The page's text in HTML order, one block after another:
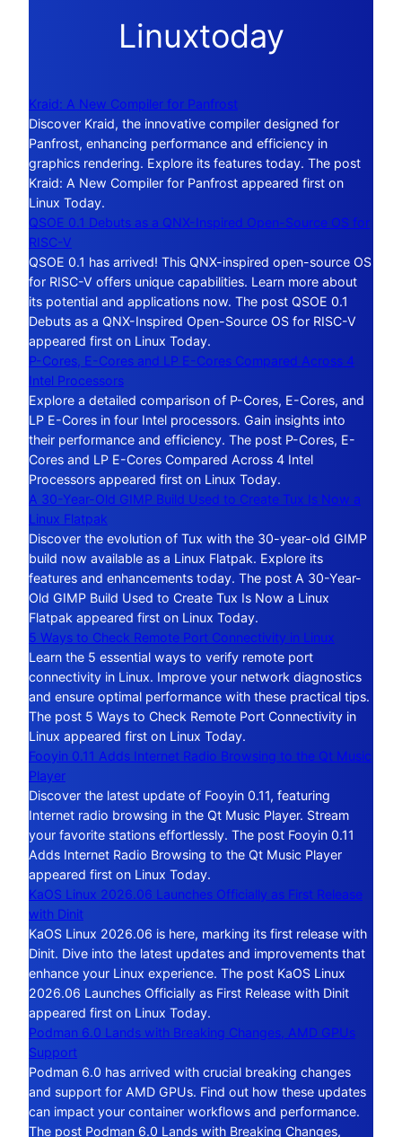
Linuxtoday
Kraid: A New Compiler for Panfrost
Discover Kraid, the innovative compiler designed for
Panfrost, enhancing performance and efficiency in
graphics rendering. Explore its features today. The post
Kraid: A New Compiler for Panfrost appeared first on
Linux Today.
QSOE 0.1 Debuts as a QNX-Inspired Open-Source OS for
RISC-V
QSOE 0.1 has arrived! This QNX-inspired open-source OS
for RISC-V offers unique capabilities. Learn more about
its potential and applications now. The post QSOE 0.1
Debuts as a QNX-Inspired Open-Source OS for RISC-V
appeared first on Linux Today.
P-Cores, E-Cores and LP E-Cores Compared Across 4
Intel Processors
Explore a detailed comparison of P-Cores, E-Cores, and
LP E-Cores in four Intel processors. Gain insights into
their performance and efficiency. The post P-Cores, E-
Cores and LP E-Cores Compared Across 4 Intel
Processors appeared first on Linux Today.
A 30-Year-Old GIMP Build Used to Create Tux Is Now a
Linux Flatpak
Discover the evolution of Tux with the 30-year-old GIMP
build now available as a Linux Flatpak. Explore its
features and enhancements today. The post A 30-Year-
Old GIMP Build Used to Create Tux Is Now a Linux
Flatpak appeared first on Linux Today.
5 Ways to Check Remote Port Connectivity in Linux
Learn the 5 essential ways to verify remote port
connectivity in Linux. Improve your network diagnostics
and ensure optimal performance with these practical tips.
The post 5 Ways to Check Remote Port Connectivity in
Linux appeared first on Linux Today.
Fooyin 0.11 Adds Internet Radio Browsing to the Qt Music
Player
Discover the latest update of Fooyin 0.11, featuring
Internet radio browsing in the Qt Music Player. Stream
your favorite stations effortlessly. The post Fooyin 0.11
Adds Internet Radio Browsing to the Qt Music Player
appeared first on Linux Today.
KaOS Linux 2026.06 Launches Officially as First Release
with Dinit
KaOS Linux 2026.06 is here, marking its first release with
Dinit. Dive into the latest updates and improvements that
enhance your Linux experience. The post KaOS Linux
2026.06 Launches Officially as First Release with Dinit
appeared first on Linux Today.
Podman 6.0 Lands with Breaking Changes, AMD GPUs
Support
Podman 6.0 has arrived with crucial breaking changes
and support for AMD GPUs. Find out how these updates
can impact your container workflows and performance.
The post Podman 6.0 Lands with Breaking Changes,